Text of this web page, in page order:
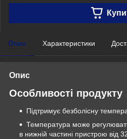
Опис Характеристики
Опис
Особливості продукту
Підтримує безболісну
Температура може
в нижній частині пристрою